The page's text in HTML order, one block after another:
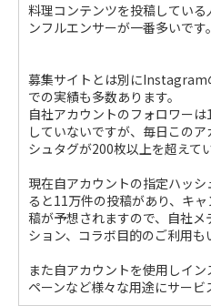
料理コンテンツを投稿してい
ンフルエンサーが一番多いです。
募集サイトとは別にInstagram
での実績も多数あります。
自社アカウントのフォロワー
していないですが、毎日この
シュタグが200枚以上を超えてい
現在自アカウントの指定ハッ
ると11万件の投稿があり、キ
稿が予想されますので、自社
ション、コラボ目的のご利用も
また自アカウントを使用しイ
ペーンなど様々な用途にサービ